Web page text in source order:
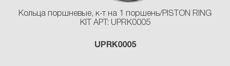
Кольца поршневые, к-т на 1 поршень/PISTON RING
KIT АРТ: UPRK0005
UPRK0005